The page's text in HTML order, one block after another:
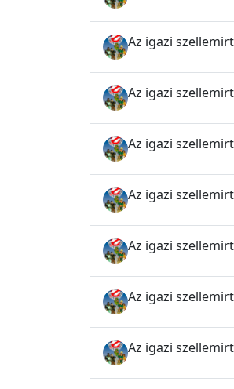
Az igazi
Az igazi
Az igazi
Az igazi
Az igazi
Az igazi
Az igazi